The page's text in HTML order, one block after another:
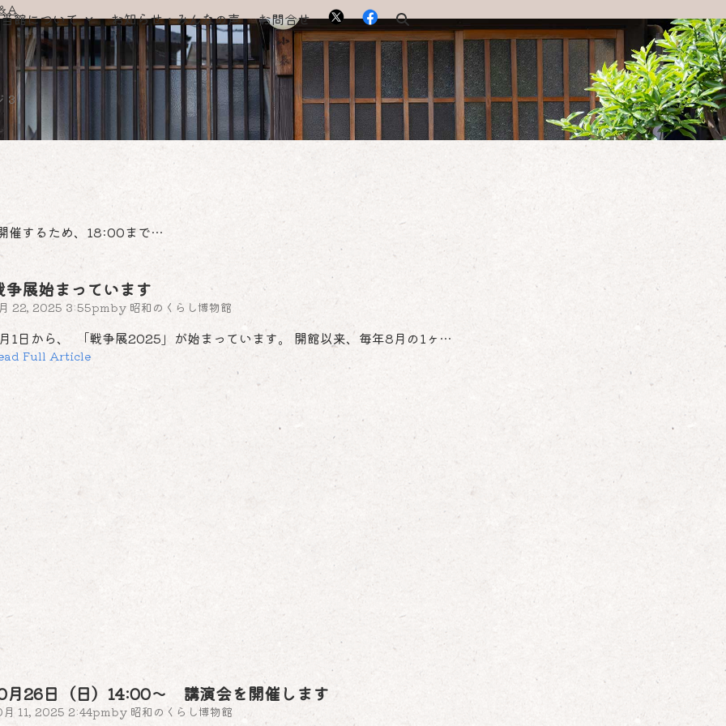
A
当館について お知らせ・みんなの声 お問合せ
3
催するため、18:00まで…
争展始まっています
22, 2025 3:55pmby 昭和のくらし博物館
1日から、 「戦争展2025」が始まっています。 開館以来、毎年8月の1ヶ…
Full Article
月26日（日）14:00～ 講演会を開催します
月 11, 2025 2:44pmby 昭和のくらし博物館